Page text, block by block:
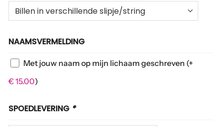
NAAMSVERMELDING
Met jouw naam op mijn lichaam geschreven (+
€15.00)
SPOEDLEVERING *